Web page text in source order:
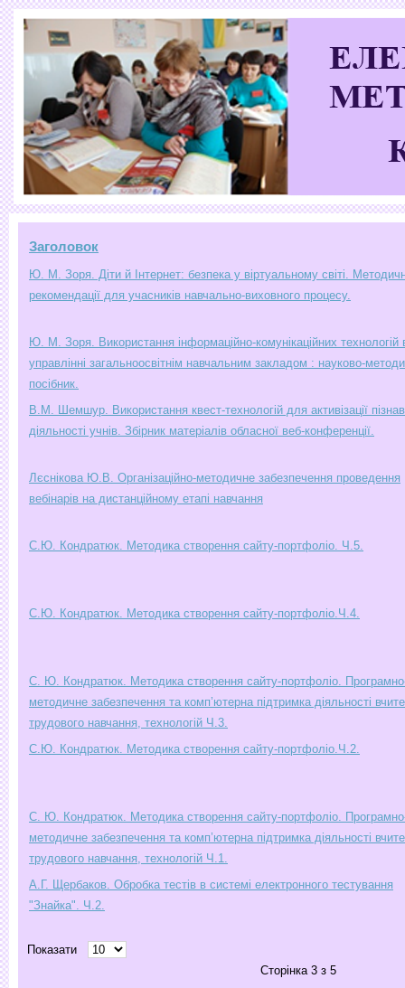
Заголовок
Ю. М. Зоря. Діти й Інтернет: безпека у віртуальному світі.
рекомендації для учасників навчально-виховного процесу.
Ю. М. Зоря. Використання інформаційно-комунікаційних технологій
управлінні загальноосвітнім навчальним закладом : науково-
посібник.
В.М. Шемшур. Використання квест-технологій для активізації
діяльності учнів. Збірник матеріалів обласної веб-конференції.
Лєснікова Ю.В. Організаційно-методичне забезпечення проведення
вебінарів на дистанційному етапі навчання
С.Ю. Кондратюк. Методика створення сайту-портфоліо. Ч.5.
С.Ю. Кондратюк. Методика створення сайту-портфоліо.Ч.4.
С. Ю. Кондратюк. Методика створення сайту-портфоліо.
методичне забезпечення та комп’ютерна підтримка діяльності
трудового навчання, технологій Ч.3.
С.Ю. Кондратюк. Методика створення сайту-портфоліо.Ч.2.
С. Ю. Кондратюк. Методика створення сайту-портфоліо.
методичне забезпечення та комп’ютерна підтримка діяльності
трудового навчання, технологій Ч.1.
А.Г. Щербаков. Обробка тестів в системі електронного тестування
"Знайка". Ч.2.
Показати
Сторінка 3 з 5